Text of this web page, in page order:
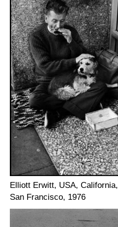
Elliott Erwitt, USA, California,
San Francisco, 1976